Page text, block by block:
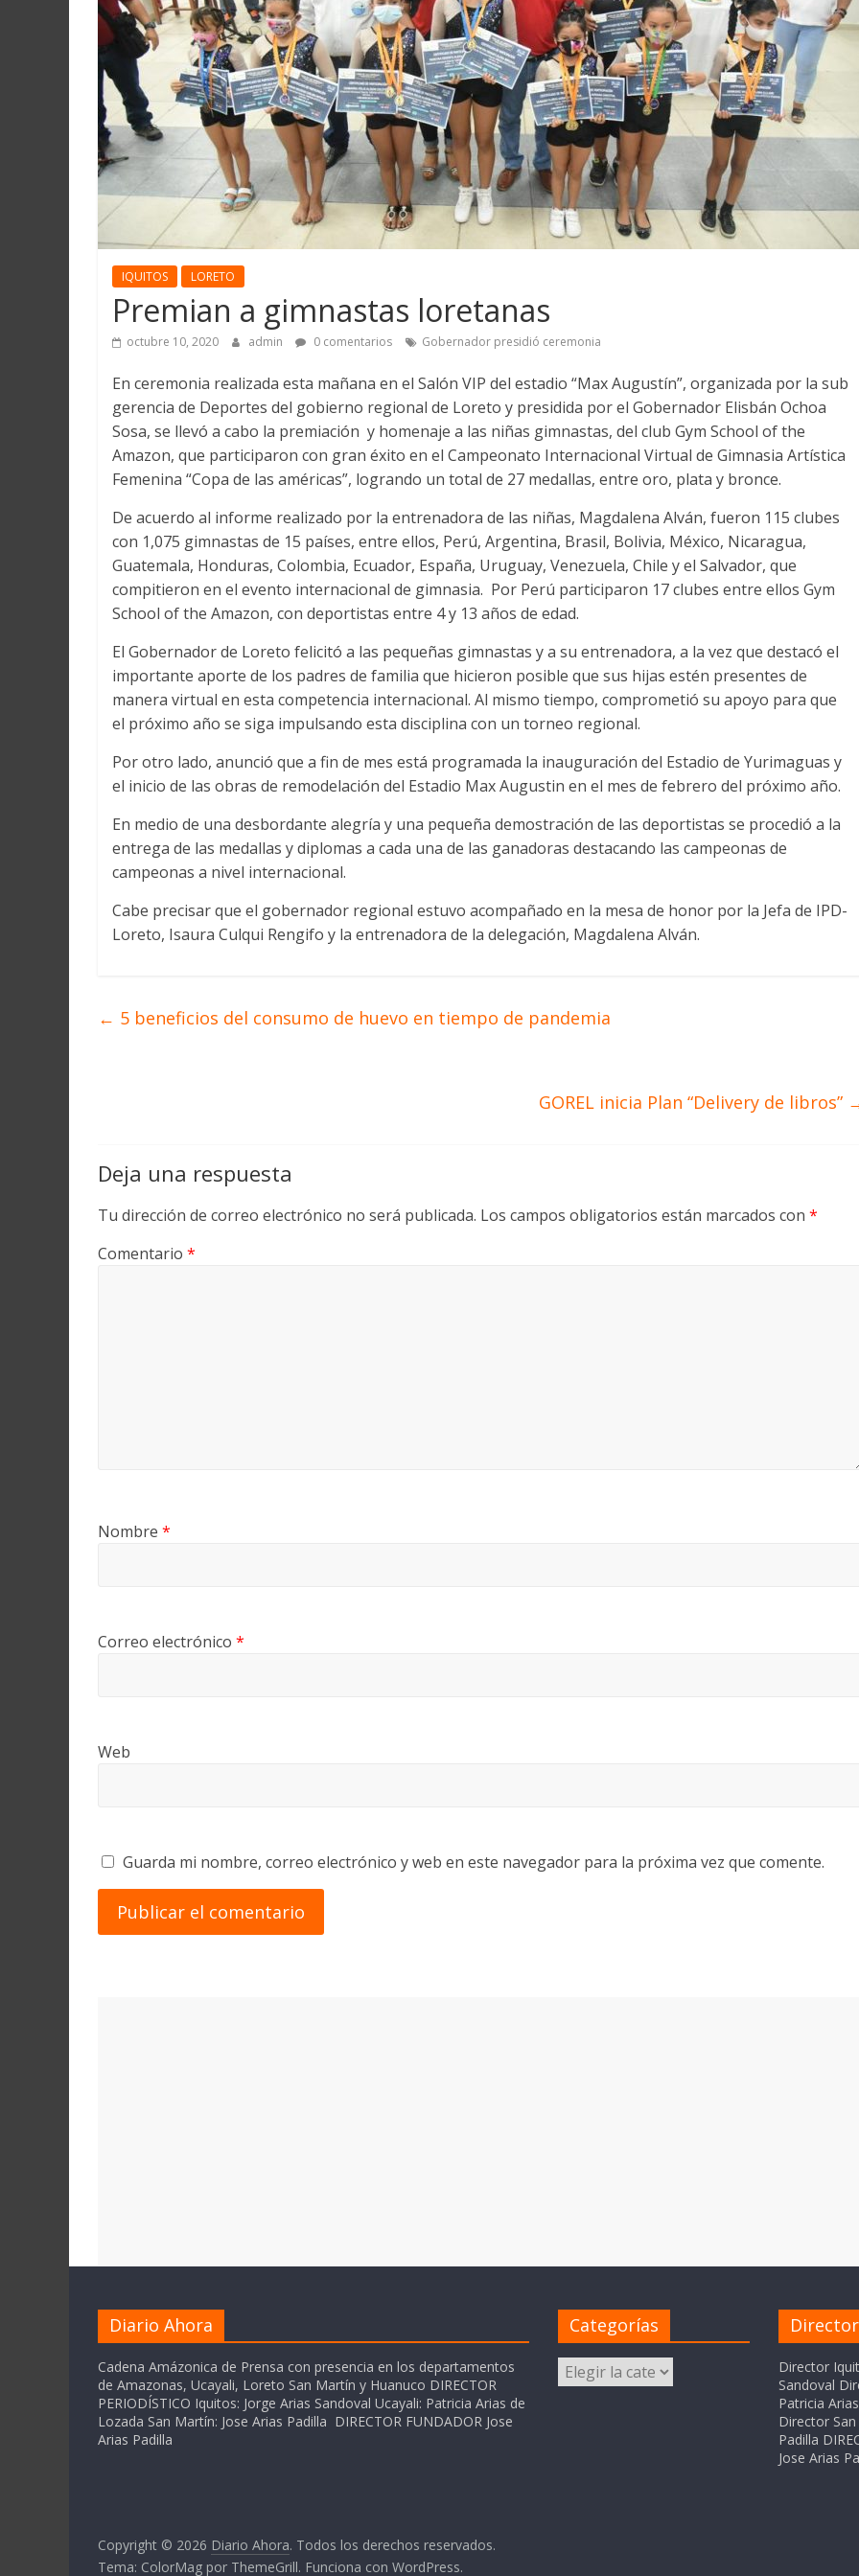
Martín
Loreto
IQUITOS LORETO
Premian a gimnastas loretanas
octubre 10, 2020 admin 0 comentarios Gobernador presidió ceremonia
En ceremonia realizada esta mañana en el Salón VIP del estadio “Max Augustín”, organizada por la sub
gerencia de Deportes del gobierno regional de Loreto y presidida por el Gobernador Elisbán Ochoa
Sosa, se llevó a cabo la premiación y homenaje a las niñas gimnastas, del club Gym School of the
Amazon, que participaron con gran éxito en el Campeonato Internacional Virtual de Gimnasia Artística
Femenina “Copa de las américas”, logrando un total de 27 medallas, entre oro, plata y bronce.
De acuerdo al informe realizado por la entrenadora de las niñas, Magdalena Alván, fueron 115 clubes
con 1,075 gimnastas de 15 países, entre ellos, Perú, Argentina, Brasil, Bolivia, México, Nicaragua,
Guatemala, Honduras, Colombia, Ecuador, España, Uruguay, Venezuela, Chile y el Salvador, que
compitieron en el evento internacional de gimnasia. Por Perú participaron 17 clubes entre ellos Gym
School of the Amazon, con deportistas entre 4 y 13 años de edad.
El Gobernador de Loreto felicitó a las pequeñas gimnastas y a su entrenadora, a la vez que destacó el
importante aporte de los padres de familia que hicieron posible que sus hijas estén presentes de
manera virtual en esta competencia internacional. Al mismo tiempo, comprometió su apoyo para que
el próximo año se siga impulsando esta disciplina con un torneo regional.
Por otro lado, anunció que a fin de mes está programada la inauguración del Estadio de Yurimaguas y
el inicio de las obras de remodelación del Estadio Max Augustin en el mes de febrero del próximo año.
En medio de una desbordante alegría y una pequeña demostración de las deportistas se procedió a la
entrega de las medallas y diplomas a cada una de las ganadoras destacando las campeonas de
campeonas a nivel internacional.
Cabe precisar que el gobernador regional estuvo acompañado en la mesa de honor por la Jefa de IPD-
Loreto, Isaura Culqui Rengifo y la entrenadora de la delegación, Magdalena Alván.
← 5 beneficios del consumo de huevo en tiempo de pandemia
GOREL inicia Plan “Delivery de libros”
Deja una respuesta
Tu dirección de correo electrónico no será publicada. Los campos obligatorios están marcados con *
Comentario *
Nombre *
Correo electrónico *
Web
Guarda mi nombre, correo electrónico y web en este navegador para la próxima vez que comente.
Diario Ahora
Cadena Amázonica de Prensa con presencia en los departamentos
de Amazonas, Ucayali, Loreto San Martín y Huanuco DIRECTOR
PERIODÍSTICO Iquitos: Jorge Arias Sandoval Ucayali: Patricia Arias de
Lozada San Martín: Jose Arias Padilla DIRECTOR FUNDADOR Jose
Arias Padilla
Categorías
Categorías
Director
Sandoval
Patricia
Director
Padilla
Jose Arias
Copyright © 2026 Diario Ahora. Todos los derechos reservados.
Tema: ColorMag por ThemeGrill. Funciona con WordPress.